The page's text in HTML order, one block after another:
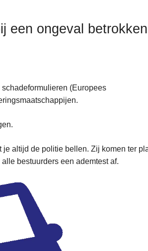
een ongeval betrokken
(Europees
altijd de politie bellen. Zij komen ter
bestuurders een ademtest af.